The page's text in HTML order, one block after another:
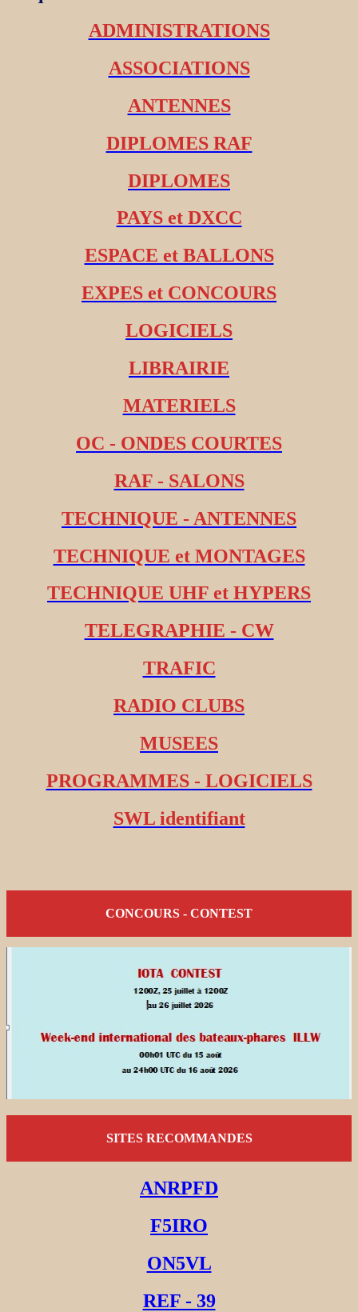
ADMINISTRATIONS
ASSOCIATIONS
ANTENNES
DIPLOMES RAF
DIPLOMES
PAYS et DXCC
ESPACE et BALLONS
EXPES et CONCOURS
LOGICIELS
LIBRAIRIE
MATERIELS
OC - ONDES COURTES
RAF - SALONS
TECHNIQUE - ANTENNES
TECHNIQUE et MONTAGES
TECHNIQUE UHF et HYPERS
TELEGRAPHIE - CW
TRAFIC
RADIO CLUBS
MUSEES
PROGRAMMES - LOGICIELS
SWL identifiant
CONCOURS - CONTEST
SITES RECOMMANDES
ANRPFD
F5IRO
ON5VL
REF - 39